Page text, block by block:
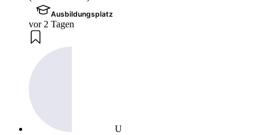
Ausbildungsplatz
vor 2 Tagen
U